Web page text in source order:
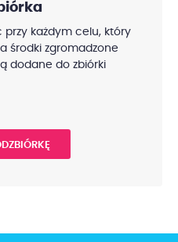
przy każdym celu, który
a środki zgromadzone
dodane do zbiórki